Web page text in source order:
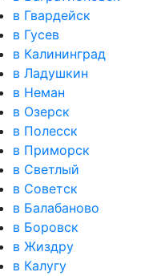
в Гвардейск
в Гусев
в Калининград
в Ладушкин
в Неман
в Озерск
в Полесск
в Приморск
в Светлый
в Советск
в Балабаново
в Боровск
в Жиздру
в Калугу